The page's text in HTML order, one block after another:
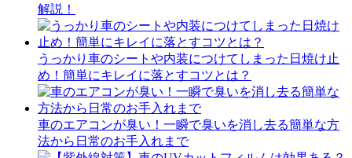
解説！
うっかり車のシートや内装につけてしまった日焼け止
め！簡単にキレイに落とすコツとは？
車のエアコンが臭い！一瞬で臭いを消し去る簡単な方
法から日常のお手入れまで